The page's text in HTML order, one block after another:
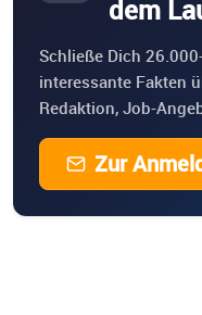
dem
Schließe Dich
interessante Fakten
Redaktion, Job-
Zur